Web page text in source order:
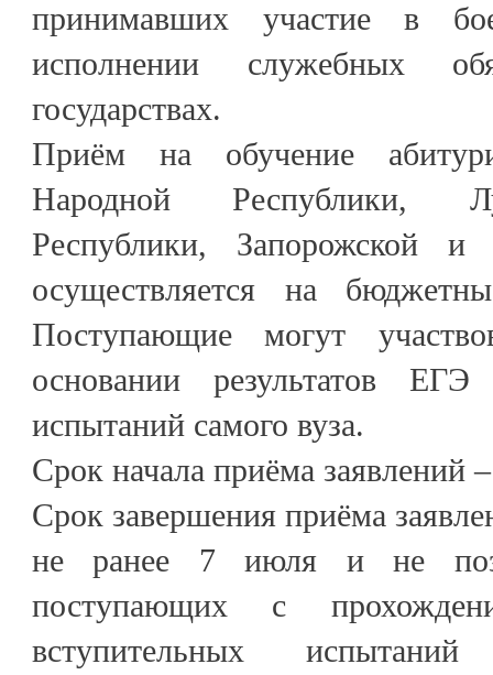
принимавших участие в
исполнении служебных
государствах.
Приём на обучение
Народной Республики,
Республики, Запорожской и
осуществляется на
Поступающие могут
основании результатов
испытаний самого вуза.
Срок начала приёма заявлений
Срок завершения приёма
не ранее 7 июля и не
поступающих с
вступительных